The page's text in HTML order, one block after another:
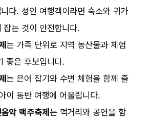
다. 성인 여행객이라면 숙소와 귀가
잡는 것이 안전합니다.
는 가족 단위로 지역 농산물과 체험
좋은 후보입니다.
는 은어 잡기와 수변 체험을 함께 즐
이 동반 여행에 어울립니다.
악 맥주축제는 먹거리와 공연을 함